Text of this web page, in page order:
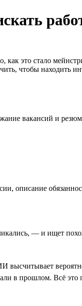
как это стало
чтобы находить
вакансий и
описание
— и ищет
в прошлом. Всё